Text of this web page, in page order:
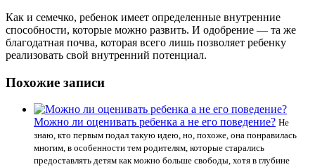
Как и семечко, ребенок имеет определенные внутренние
способности, которые можно развить. И одобрение — та же
благодатная почва, которая всего лишь позволяет ребенку
реализовать свой внутренний потенциал.
Похожие записи
Можно ли оценивать ребенка а не его поведение? Не
знаю, кто первым подал такую идею, но, похоже, она понравилась
многим, в особенности тем родителям, которые старались
предоставлять детям как можно больше свободы, хотя в глубине